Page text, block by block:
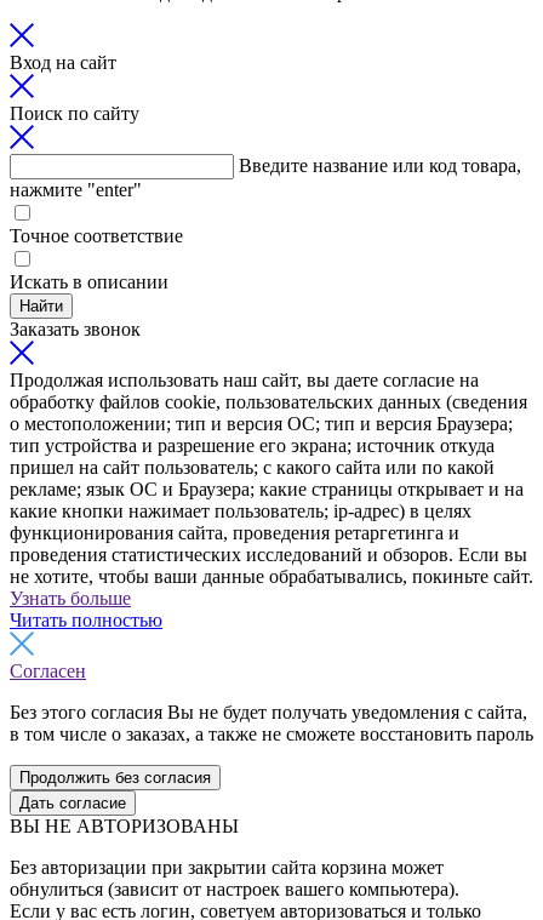
Вход на сайт
Поиск по сайту
Введите название или код товара,
нажмите "enter"
Точное соответствие
Искать в описании
Найти
Заказать звонок
Продолжая использовать наш сайт, вы даете согласие на
обработку файлов cookie, пользовательских данных (сведения
о местоположении; тип и версия ОС; тип и версия Браузера;
тип устройства и разрешение его экрана; источник откуда
пришел на сайт пользователь; с какого сайта или по какой
рекламе; язык ОС и Браузера; какие страницы открывает и на
какие кнопки нажимает пользователь; ip-адрес) в целях
функционирования сайта, проведения ретаргетинга и
проведения статистических исследований и обзоров. Если вы
не хотите, чтобы ваши данные обрабатывались, покиньте сайт.
Узнать больше
Читать полностью
Согласен
Без этого согласия Вы не будет получать уведомления с сайта,
в том числе о заказах, а также не сможете восстановить пароль
Продолжить без согласия
Дать согласие
ВЫ НЕ АВТОРИЗОВАНЫ
Без авторизации при закрытии сайта корзина может
обнулиться (зависит от настроек вашего компьютера).
Если у вас есть логин, советуем авторизоваться и только